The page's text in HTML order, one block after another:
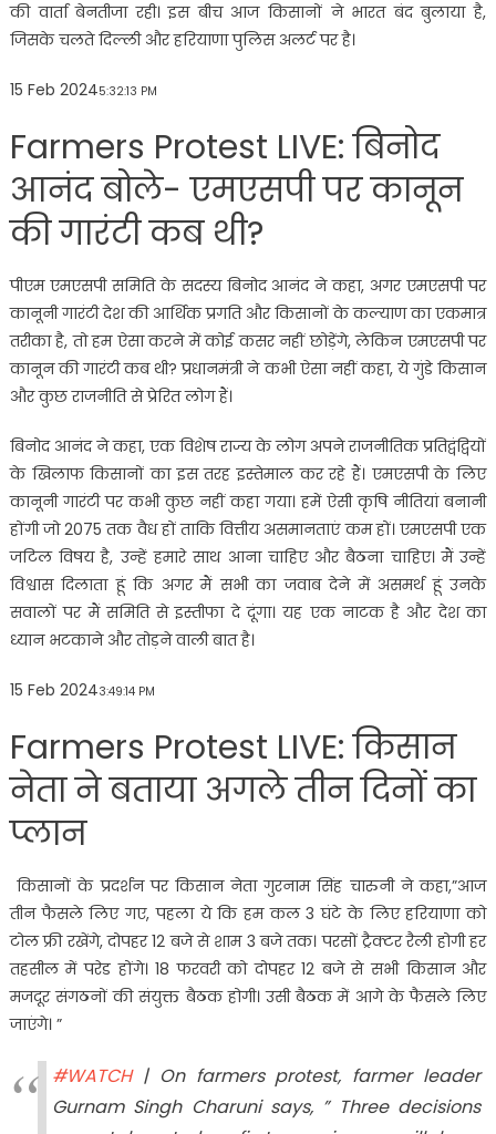
की वार्ता बेनतीजा रही। इस बीच आज किसानों ने भारत बंद बुलाया है,
जिसके चलते दिल्ली और हरियाणा पुलिस अलर्ट पर है।
15 Feb 20245:32:13 PM
Farmers Protest LIVE: बिनोद
आनंद बोले- एमएसपी पर कानून
की गारंटी कब थी?
पीएम एमएसपी समिति के सदस्य बिनोद आनंद ने कहा, अगर एमएसपी पर
कानूनी गारंटी देश की आर्थिक प्रगति और किसानों के कल्याण का एकमात्र
तरीका है, तो हम ऐसा करने में कोई कसर नहीं छोड़ेंगे, लेकिन एमएसपी पर
कानून की गारंटी कब थी? प्रधानमंत्री ने कभी ऐसा नहीं कहा, ये गुंडे किसान
और कुछ राजनीति से प्रेरित लोग हैं।
बिनोद आनंद ने कहा, एक विशेष राज्य के लोग अपने राजनीतिक प्रतिद्वंद्वियों
के खिलाफ किसानों का इस तरह इस्तेमाल कर रहे हैं। एमएसपी के लिए
कानूनी गारंटी पर कभी कुछ नहीं कहा गया। हमें ऐसी कृषि नीतियां बनानी
होंगी जो 2075 तक वैध हों ताकि वित्तीय असमानताएं कम हों। एमएसपी एक
जटिल विषय है, उन्हें हमारे साथ आना चाहिए और बैठना चाहिए। मैं उन्हें
विश्वास दिलाता हूं कि अगर मैं सभी का जवाब देने में असमर्थ हूं उनके
सवालों पर मैं समिति से इस्तीफा दे दूंगा। यह एक नाटक है और देश का
ध्यान भटकाने और तोड़ने वाली बात है।
15 Feb 20243:49:14 PM
Farmers Protest LIVE: किसान
नेता ने बताया अगले तीन दिनों का
प्लान
किसानों के प्रदर्शन पर किसान नेता गुरनाम सिंह चारुनी ने कहा,”आज
तीन फैसले लिए गए, पहला ये कि हम कल 3 घंटे के लिए हरियाणा को
टोल फ्री रखेंगे, दोपहर 12 बजे से शाम 3 बजे तक। परसों ट्रैक्टर रैली होगी हर
तहसील में परेड होंगे। 18 फरवरी को दोपहर 12 बजे से सभी किसान और
मजदूर संगठनों की संयुक्त बैठक होगी। उसी बैठक में आगे के फैसले लिए
जाएंगे। ”
#WATCH| On farmers protest, farmer leader
Gurnam Singh Charuni says, ” Three decisions